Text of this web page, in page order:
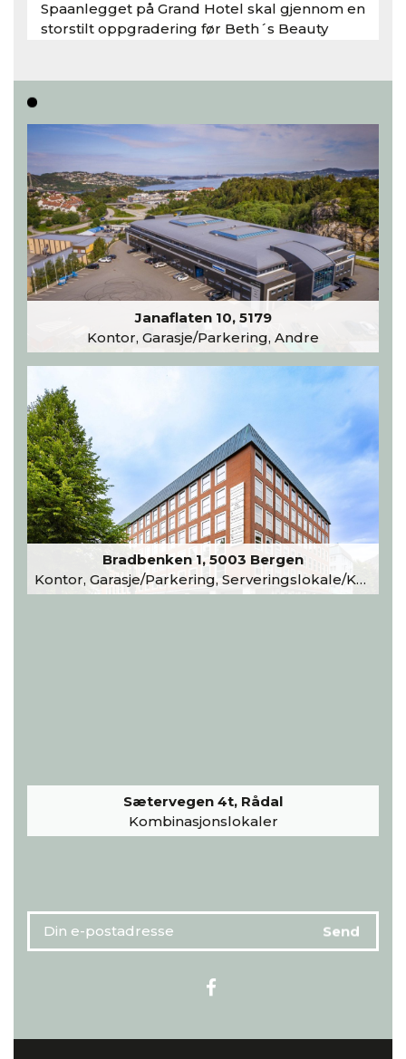
Spaanlegget på Grand Hotel skal gjennom en
storstilt oppgradering før Beth´s Beauty
Les hele artikkelen
Janaflaten 10, 5179
Kontor, Garasje/Parkering, Andre
Bradbenken 1, 5003 Bergen
Kontor, Garasje/Parkering, Serveringslokale/Kantine, Undervisning/Arrangement
Sætervegen 4t, Rådal
Kombinasjonslokaler